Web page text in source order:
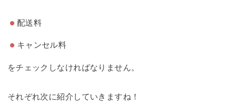
配送料
キャンセル料
をチェックしなければなりません。
それぞれ次に紹介していきますね！